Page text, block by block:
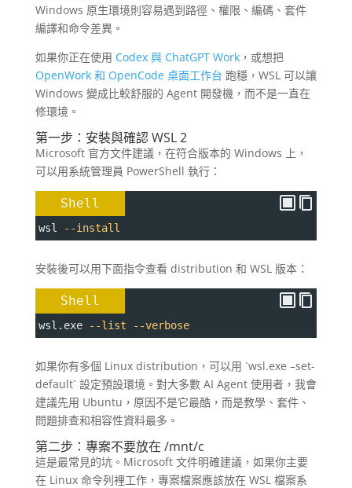
Windows 原生環境則容易遇到路徑、權限、編碼、套件
編譯和命令差異。
如果你正在使用 Codex 與 ChatGPT Work，或想把
OpenWork 和 OpenCode 桌面工作台 跑穩，WSL 可以讓
Windows 變成比較舒服的 Agent 開發機，而不是一直在
修環境。
第一步：安裝與確認 WSL 2
Microsoft 官方文件建議，在符合版本的 Windows 上，
可以用系統管理員 PowerShell 執行：
Shell
wsl --install
安裝後可以用下面指令查看 distribution 和 WSL 版本：
Shell
wsl.exe --list --verbose
如果你有多個 Linux distribution，可以用 `wsl.exe –set-
default` 設定預設環境。對大多數 AI Agent 使用者，我會
建議先用 Ubuntu，原因不是它最酷，而是教學、套件、
問題排查和相容性資料最多。
第二步：專案不要放在 /mnt/c
這是最常見的坑。Microsoft 文件明確建議，如果你主要
在 Linux 命令列裡工作，專案檔案應該放在 WSL 檔案系